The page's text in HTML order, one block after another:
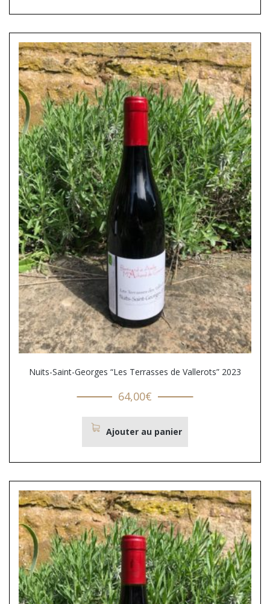
Nuits-Saint-Georges “Les Terrasses de Vallerots” 2023
64,00€
Ajouter au panier